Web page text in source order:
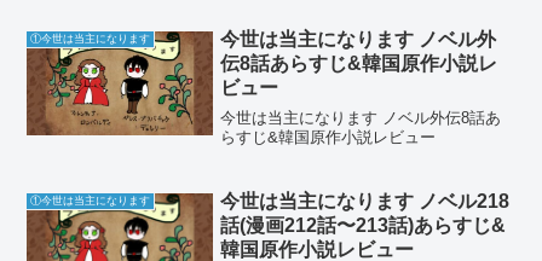
①今世は当主になります
今世は当主になります ノベル外
伝8話あらすじ&韓国原作小説レ
ビュー
今世は当主になります ノベル外伝8話あ
らすじ&韓国原作小説レビュー
①今世は当主になります
今世は当主になります ノベル218
話(漫画212話〜213話)あらすじ&
韓国原作小説レビュー